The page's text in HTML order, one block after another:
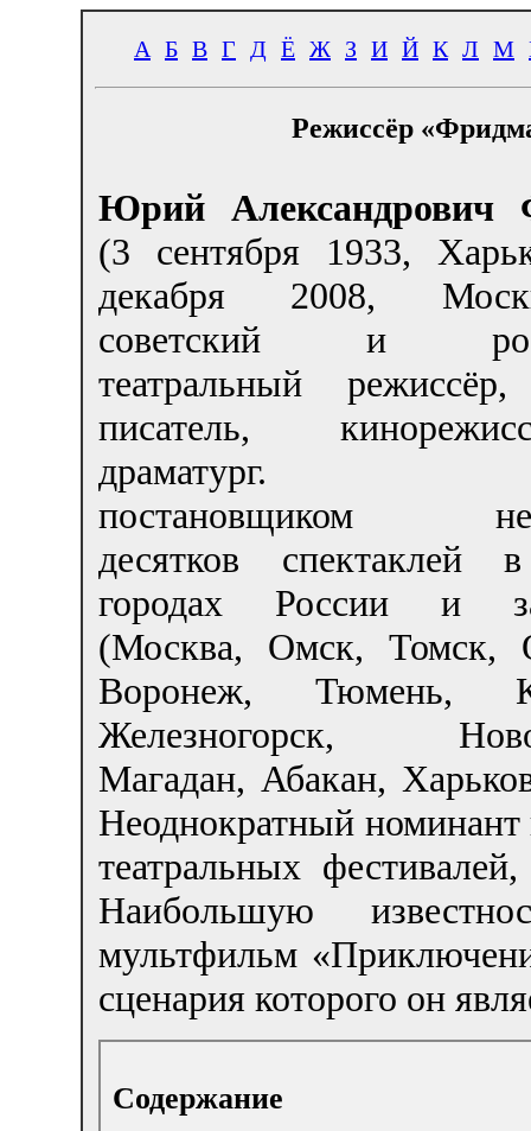
А Б В Г Д Ё Ж З И Й К Л М
Режиссёр
Юрий Александрович
(3 сентября 1933,
декабря 2008,
советский и
театральный
писатель,
драматург.
постановщиком
десятков спектаклей
городах России и
(Москва, Омск, Томск,
Воронеж, Тюмень,
Железногорск,
Магадан, Абакан,
Неоднократный номинант
театральных
Наибольшую
мультфильм
сценария которого он
Содержание